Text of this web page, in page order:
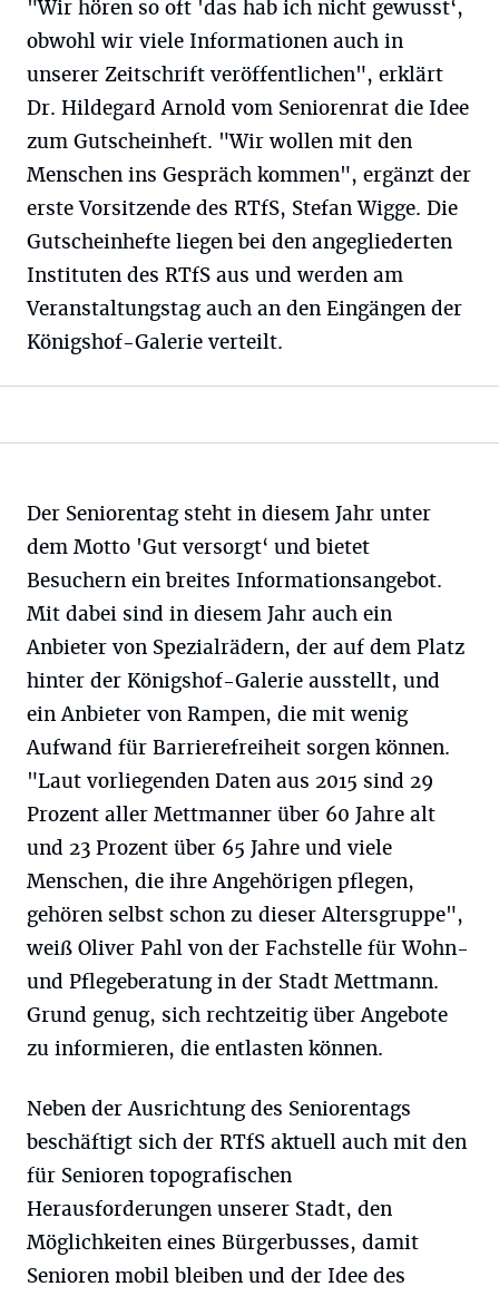
"Wir hören so oft 'das hab ich nicht gewusst‘,
obwohl wir viele Informationen auch in
unserer Zeitschrift veröffentlichen", erklärt
Dr. Hildegard Arnold vom Seniorenrat die Idee
zum Gutscheinheft. "Wir wollen mit den
Menschen ins Gespräch kommen", ergänzt der
erste Vorsitzende des RTfS, Stefan Wigge. Die
Gutscheinhefte liegen bei den angegliederten
Instituten des RTfS aus und werden am
Veranstaltungstag auch an den Eingängen der
Königshof-Galerie verteilt.
Der Seniorentag steht in diesem Jahr unter
dem Motto 'Gut versorgt‘ und bietet
Besuchern ein breites Informationsangebot.
Mit dabei sind in diesem Jahr auch ein
Anbieter von Spezialrädern, der auf dem Platz
hinter der Königshof-Galerie ausstellt, und
ein Anbieter von Rampen, die mit wenig
Aufwand für Barrierefreiheit sorgen können.
"Laut vorliegenden Daten aus 2015 sind 29
Prozent aller Mettmanner über 60 Jahre alt
und 23 Prozent über 65 Jahre und viele
Menschen, die ihre Angehörigen pflegen,
gehören selbst schon zu dieser Altersgruppe",
weiß Oliver Pahl von der Fachstelle für Wohn-
und Pflegeberatung in der Stadt Mettmann.
Grund genug, sich rechtzeitig über Angebote
zu informieren, die entlasten können.
Neben der Ausrichtung des Seniorentags
beschäftigt sich der RTfS aktuell auch mit den
für Senioren topografischen
Herausforderungen unserer Stadt, den
Möglichkeiten eines Bürgerbusses, damit
Senioren mobil bleiben und der Idee des